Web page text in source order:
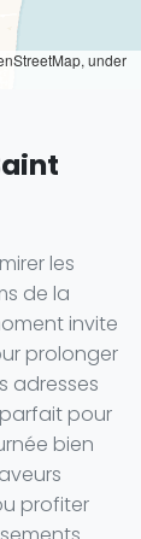
under
les
de la
invite
prolonger
adresses
pour
bien
profiter